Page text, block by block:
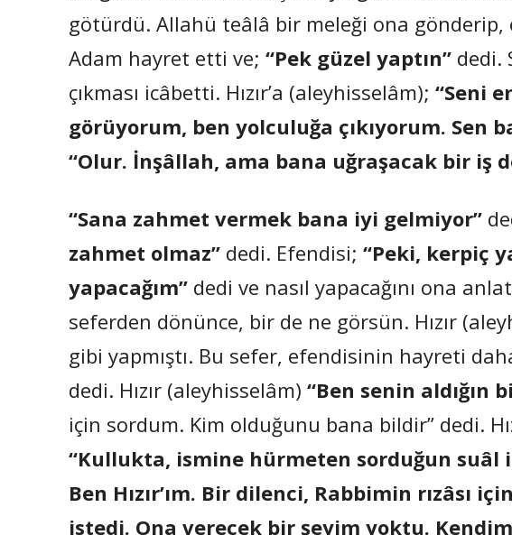
götürdü. Allahü teâlâ bir meleği ona gönderip,
Adam hayret etti ve; “Pek güzel yaptın” dedi.
çıkması icâbetti. Hızır’a (aleyhisselâm); “Seni
görüyorum, ben yolculuğa çıkıyorum. Sen
“Olur. İnşâllah, ama bana uğraşacak bir iş
“Sana zahmet vermek bana iyi gelmiyor”
zahmet olmaz” dedi. Efendisi; “Peki, kerpiç
yapacağım” dedi ve nasıl yapacağını ona
seferden dönünce, bir de ne görsün. Hızır
gibi yapmıştı. Bu sefer, efendisinin hayreti
dedi. Hızır (aleyhisselâm) “Ben senin aldığın
için sordum. Kim olduğunu bana bildir” dedi.
“Kullukta, ismine hürmeten sorduğun suâl
Ben Hızır’ım. Bir dilenci, Rabbimin rızâsı
istedi. Ona verecek bir şeyim yoktu.